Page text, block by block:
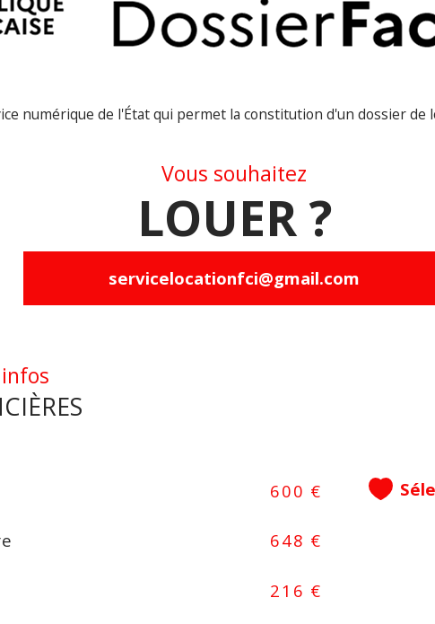
numérique de l'État qui permet la constitution d'un dossier de
Vous souhaitez
LOUER ?
servicelocationfci@gmail.com
infos
600 €
648 €
216 €